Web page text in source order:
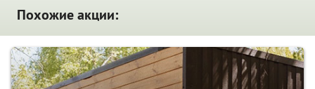
Похожие акции: